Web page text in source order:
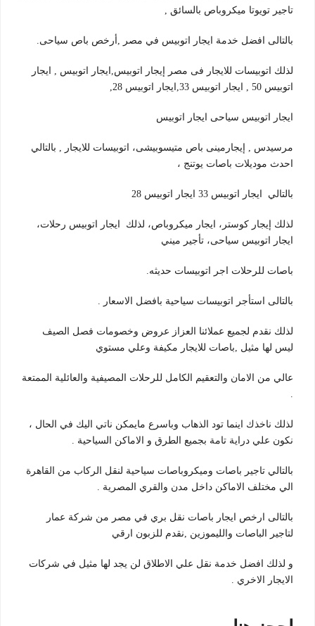
تاجير تويوتا ميكروباص بالسائق ,
بالتالى افضل خدمة ايجار اتوبيس في مصر ,أرخص باص سياحى.
لذلك اتوبيسات للايجار فى مصر إيجار اتوبيس,ايجار اتوبيس , ايجار
اتوبيس 50 , ايجار اتوبيس 33,ايجار اتوبيس 28,
ايجار اتوبيس سياحى ايجار اتوبيس
مرسيدس , إيجارمينى باص متيسوبيشى، اتوبيسات للايجار , بالتالي
احدث موديلات باصات يوتنج ،
بالتالي ايجار اتوبيس 33 ايجار اتوبيس 28
لذلك إيجار كوستر، ايجار ميكروباص، لذلك ايجار اتوبيس رحلات،
ايجار اتوبيس سياحى، تأجير ميني
باصات للرحلات اجر اتوبيسات حديثه.
بالتالى استأجر اتوبيسات سياحية بافضل الاسعار .
لذلك نقدم لجميع عملائنا العزاز عروض وخصومات فصل الصيف
ليس لها مثيل ,باصات للايجار مكيفة وعلي مستوي
عالي من الامان والتعقيم الكامل للرحلات المصيفية والعائلية الممتعة
.
لذلك ناخذك اينما تود الذهاب وباسرع مايمكن ناتي اليك في الحال ،
نكون علي دراية تامة بجميع الطرق و الاماكن السياحية .
بالتالي تاجير باصات وميكروباصات سياحية لنقل الركاب من القاهرة
الي مختلف الاماكن داخل مدن والقري المصرية .
بالتالى ارخص ايجار باصات نقل بري في مصر من شركة عمار
لتاجير الباصات والليموزين ,نقدم للزبون ارقي
و لذلك افضل خدمة نقل علي الاطلاق لن يجد لها مثيل في شركات
الايجار الاخري .